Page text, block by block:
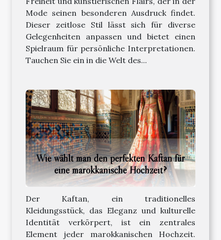
Mode seinen besonderen Ausdruck findet.
Dieser zeitlose Stil lässt sich für diverse
Gelegenheiten anpassen und bietet einen
Spielraum für persönliche Interpretationen.
Tauchen Sie ein in die Welt des...
Wie wählt man den perfekten Kaftan für
eine marokkanische Hochzeit?
Der Kaftan, ein traditionelles
Kleidungsstück, das Eleganz und kulturelle
Identität verkörpert, ist ein zentrales
Element jeder marokkanischen Hochzeit.